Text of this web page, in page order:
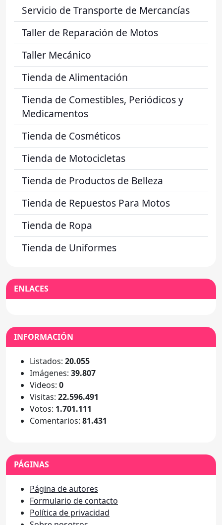
Servicio de Transporte de Mercancías
Taller de Reparación de Motos
Taller Mecánico
Tienda de Alimentación
Tienda de Comestibles, Periódicos y
Medicamentos
Tienda de Cosméticos
Tienda de Motocicletas
Tienda de Productos de Belleza
Tienda de Repuestos Para Motos
Tienda de Ropa
Tienda de Uniformes
ENLACES
INFORMACIÓN
Listados: 20.055
Imágenes: 39.807
Videos: 0
Visitas: 22.596.491
Votos: 1.701.111
Comentarios: 81.431
PÁGINAS
Página de autores
Formulario de contacto
Política de privacidad